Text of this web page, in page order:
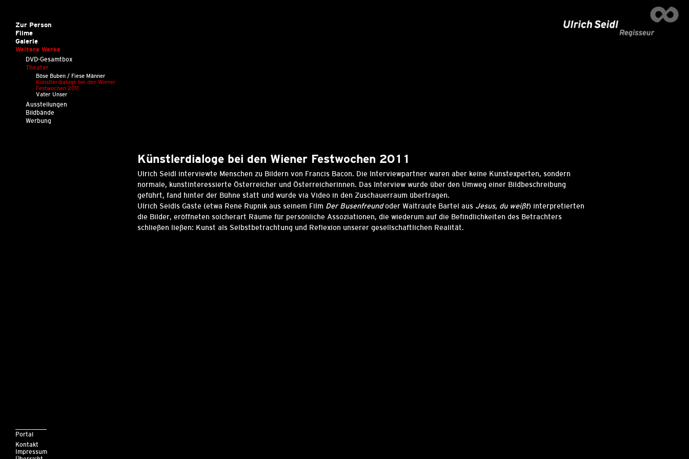
Künstlerdialoge bei den Wiener Festwochen 2011
Ulrich Seidl interviewte Menschen zu Bildern von Francis Bacon. Die Interviewpartner waren aber keine Kunstexperten, sondern
normale, kunstinteressierte Österreicher und Österreicherinnen. Das Interview wurde über den Umweg einer Bildbeschreibung
geführt, fand hinter der Bühne statt und wurde via Video in den Zuschauerraum übertragen.
Ulrich Seidls Gäste (etwa Rene Rupnik aus seinem Film Der Busenfreundoder Waltraute Bartel aus Jesus, du weißt) interpretierten
die Bilder, eröffneten solcherart Räume für persönliche Assoziationen, die wiederum auf die Befindlichkeiten des Betrachters
schließen ließen: Kunst als Selbstbetrachtung und Reflexion unserer gesellschaftlichen Realität.
Zur Person
Filme
Galerie
Weitere Werke
DVD-Gesamtbox
Theater
Böse Buben / Fiese Männer
Künstlerdialoge bei den Wiener
Festwochen 2011
Vater Unser
Ausstellungen
Bildbände
Werbung
Portal
Kontakt
Impressum